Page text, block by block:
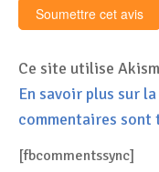
Ce site utilise
En savoir plus sur
commentaires sont
[fbcommentssync]